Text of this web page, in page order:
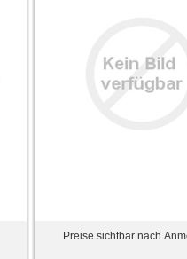
Preise sichtbar nach